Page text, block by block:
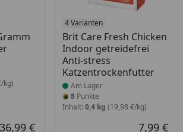
kg)
36,99 €
4 Varianten
Brit Care Fresh Chicken
Indoor getreidefrei
Anti-stress
Katzentrockenfutter
Produkt am Lager
Am Lager
8Punkte
Inhalt: 0,4 kg (19,98 €/kg)
7,99 €